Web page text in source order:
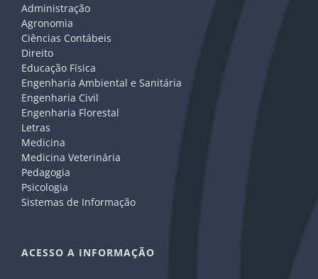
Administração
Agronomia
Ciências Contábeis
Direito
Educação Física
Engenharia Ambiental e Sanitária
Engenharia Civil
Engenharia Florestal
Letras
Medicina
Medicina Veterinária
Pedagogia
Psicologia
Sistemas de Informação
ACESSO A INFORMAÇÃO